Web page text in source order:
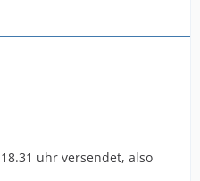
uhr versendet, also